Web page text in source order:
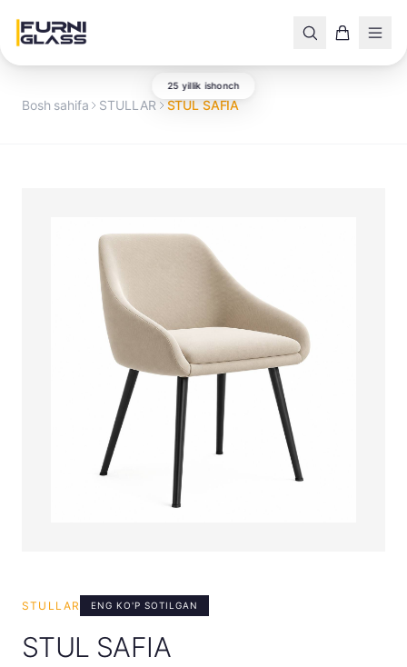
25 yillik ishonch
Bosh sahifa STULLAR STUL SAFIA
STULLAR ENG KO'P SOTILGAN
STUL SAFIA